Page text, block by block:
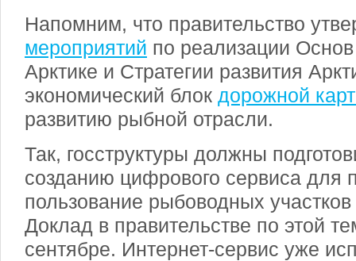
Напомним, что правительство
мероприятий по реализации
Арктике и Стратегии развития
экономический блок дорожной
развитию рыбной отрасли.
Так, госструктуры должны
созданию цифрового сервиса для
пользование рыбоводных
Доклад в правительстве по этой
сентябре. Интернет-сервис уже